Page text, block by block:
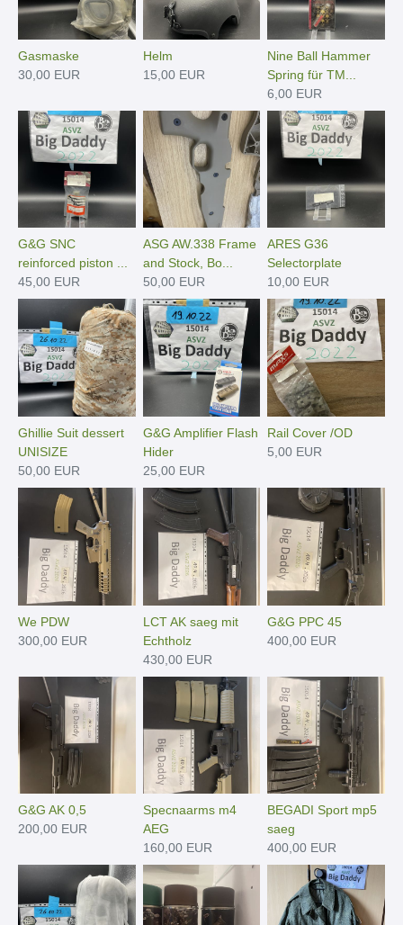
Gasmaske
30,00 EUR
Helm
15,00 EUR
Nine Ball Hammer
Spring für TM...
6,00 EUR
G&G SNC
reinforced piston ...
45,00 EUR
ASG AW.338 Frame
and Stock, Bo...
50,00 EUR
ARES G36
Selectorplate
10,00 EUR
Ghillie Suit dessert
UNISIZE
50,00 EUR
G&G Amplifier Flash
Hider
25,00 EUR
Rail Cover /OD
5,00 EUR
We PDW
300,00 EUR
LCT AK saeg mit
Echtholz
430,00 EUR
G&G PPC 45
400,00 EUR
G&G AK 0,5
200,00 EUR
Specnaarms m4
AEG
160,00 EUR
BEGADI Sport mp5
saeg
400,00 EUR